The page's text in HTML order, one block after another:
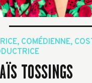
TOSSINGS
COMÉDIENNE,